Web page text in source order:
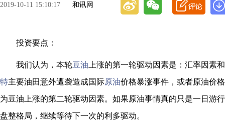
2019-10-11 15:10:17 和讯网
投资要点：
我们认为，本轮豆油 上涨的第一轮驱动因素是：汇率因素
特主要油田意外遭袭造成国际原油价格暴涨事件，或者原油价
为豆油上涨的第二轮驱动因素。如果原油事情真的只是一日游
盘整格局，继续等待下一次的利多驱动。